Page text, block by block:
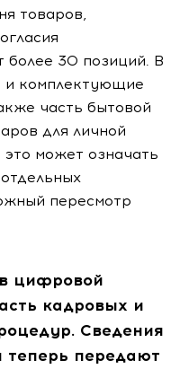
товаров,
более 30 позиций. В
и комплектующие
часть бытовой
для личной
может означать
пересмотр
цифровой
кадровых и
Сведения
теперь передают